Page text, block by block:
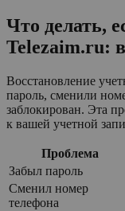
Что делать,
Telezaim.ru:
Восстановление
пароль, сменили
заблокирован. Эта
к вашей учетной
Проблема
Забыл пароль
Сменил номер
телефона